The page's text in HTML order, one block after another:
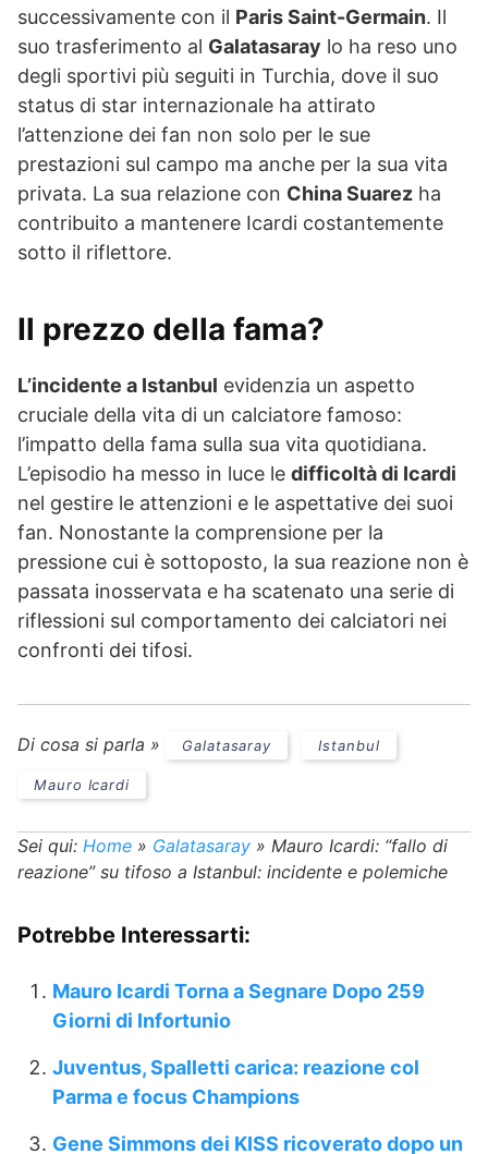
successivamente con il Paris Saint-Germain. Il
suo trasferimento al Galatasaray lo ha reso uno
degli sportivi più seguiti in Turchia, dove il suo
status di star internazionale ha attirato
l’attenzione dei fan non solo per le sue
prestazioni sul campo ma anche per la sua vita
privata. La sua relazione con China Suarez ha
contribuito a mantenere Icardi costantemente
sotto il riflettore.
Il prezzo della fama?
L’incidente a Istanbul evidenzia un aspetto
cruciale della vita di un calciatore famoso:
l’impatto della fama sulla sua vita quotidiana.
L’episodio ha messo in luce le difficoltà di Icardi
nel gestire le attenzioni e le aspettative dei suoi
fan. Nonostante la comprensione per la
pressione cui è sottoposto, la sua reazione non è
passata inosservata e ha scatenato una serie di
riflessioni sul comportamento dei calciatori nei
confronti dei tifosi.
Di cosa si parla » Galatasaray Istanbul
Mauro Icardi
Sei qui: Home » Galatasaray » Mauro Icardi: “fallo di
reazione” su tifoso a Istanbul: incidente e polemiche
Potrebbe Interessarti:
Mauro Icardi Torna a Segnare Dopo 259
Giorni di Infortunio
Juventus, Spalletti carica: reazione col
Parma e focus Champions
Gene Simmons dei KISS ricoverato dopo un